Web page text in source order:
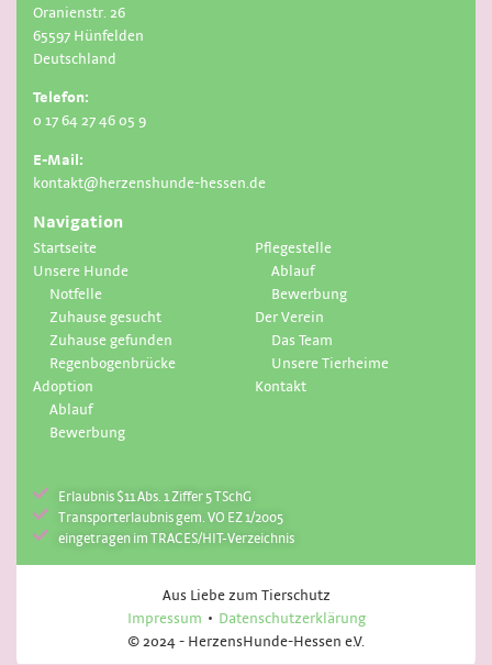
Oranienstr. 26
65597 Hünfelden
Deutschland
Telefon:
0 17 64 27 46 05 9
E-Mail:
kontakt@herzenshunde-hessen.de
Navigation
Startseite
Unsere Hunde
Notfelle
Zuhause gesucht
Zuhause gefunden
Regenbogenbrücke
Adoption
Ablauf
Bewerbung
Pflegestelle
Ablauf
Bewerbung
Der Verein
Das Team
Unsere Tierheime
Kontakt
Erlaubnis $11 Abs. 1 Ziffer 5 TSchG
Transporterlaubnis gem. VO EZ 1/2005
eingetragen im TRACES/HIT-Verzeichnis
Aus Liebe zum Tierschutz
Impressum
Datenschutzerklärung
© 2024 - HerzensHunde-Hessen e.V.